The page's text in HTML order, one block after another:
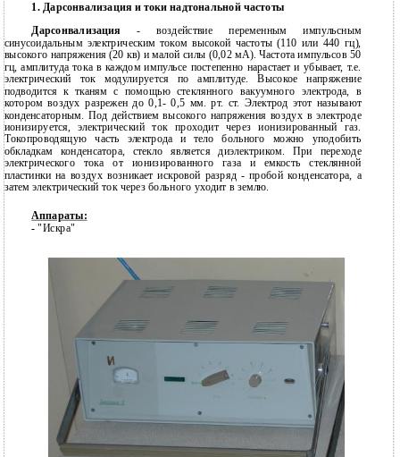
1. Дарсонвализация и токи надтональной частоты
Дарсонвализация -воздействие переменным импульсным
синусоидальным электрическим током высокой частоты (110 или 440 гц),
высокого напряжения (20 кв) и малой силы (0,02 мА). Частота импульсов 50
гц, амплитуда тока в каждом импульсе постепенно нарастает и убывает, т.е.
электрический ток модулируется по амплитуде. Высокое напряжение
подводится к тканям с помощью стеклянного вакуумного электрода, в
котором воздух разрежен до 0,1- 0,5 мм. рт. ст. Электрод этот называют
конденсаторным. Под действием высокого напряжения воздух в электроде
ионизируется, электрический ток проходит через ионизированный газ.
Токопроводящую часть электрода и тело больного можно уподобить
обкладкам конденсатора, стекло является диэлектриком. При переходе
электрического тока от ионизированного газа и емкость стеклянной
пластинки на воздух возникает искровой разряд - пробой конденсатора, а
затем электрический ток через больного уходит в землю.
Аппараты:
-"Искра"